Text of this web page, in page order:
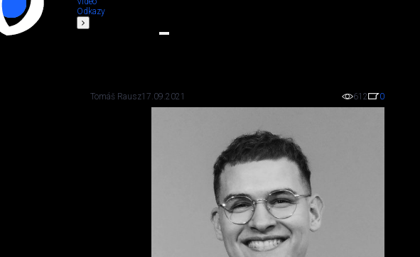
Odkazy
Tomáš Rausz17.09.2021 612 0